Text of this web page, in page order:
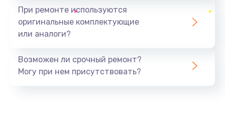
При ремонте используются
оригинальные комплектующие
или аналоги?
Возможен ли срочный ремонт?
Могу при нем присутствовать?